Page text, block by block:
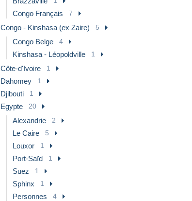
Congo Français 7
Congo - Kinshasa (ex Zaire) 5
Congo Belge 4
Kinshasa - Léopoldville 1
Côte-d'Ivoire 1
Dahomey 1
Djibouti 1
Egypte 20
Alexandrie 2
Le Caire 5
Louxor 1
Port-Saïd 1
Suez 1
Sphinx 1
Personnes 4